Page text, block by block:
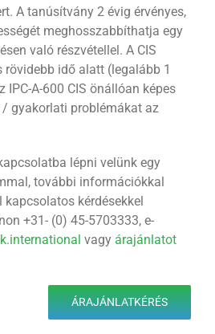
A tanúsítvány 2 évig érvényes,
meghosszabbíthatja egy
való részvétellel. A CIS
idő alatt (legalább 1
IPC-A-600 CIS önállóan képes
gyakorlati problémákat az
lépni velünk egy
további információkkal
kérdésekkel
+31- (0) 45-5703333, e-
vagyárajánlatot
ÁRAJÁNLATKÉRÉS